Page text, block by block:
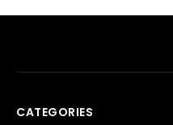
CATEGORIES